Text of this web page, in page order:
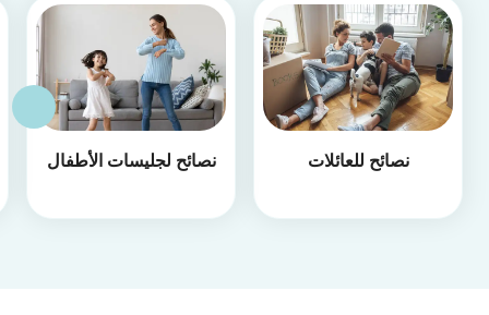
نصائح للعائلات نصائح لجليسات الأطفال